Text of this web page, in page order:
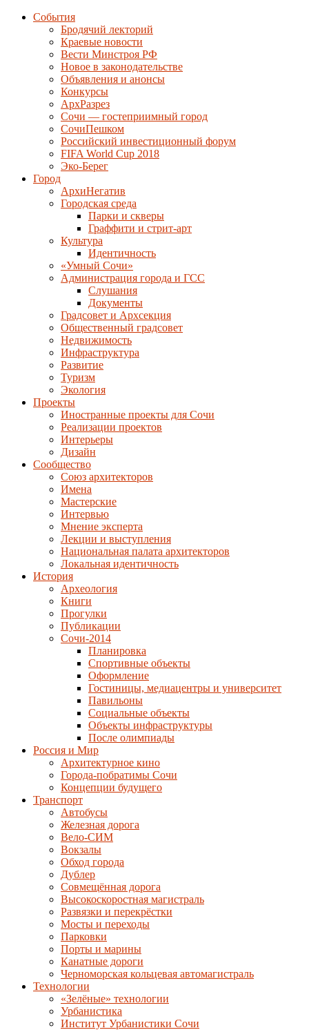
События
Бродячий лекторий
Краевые новости
Вести Минстроя РФ
Новое в законодательстве
Объявления и анонсы
Конкурсы
АрхРазрез
Сочи — гостеприимный город
СочиПешком
Российский инвестиционный форум
FIFA World Cup 2018
Эко-Берег
Город
АрхиНегатив
Городская среда
Парки и скверы
Граффити и стрит-арт
Культура
Идентичность
«Умный Сочи»
Администрация города и ГСС
Слушания
Документы
Градсовет и Архсекция
Общественный градсовет
Недвижимость
Инфраструктура
Развитие
Туризм
Экология
Проекты
Иностранные проекты для Сочи
Реализации проектов
Интерьеры
Дизайн
Сообщество
Союз архитекторов
Имена
Мастерские
Интервью
Мнение эксперта
Лекции и выступления
Национальная палата архитекторов
Локальная идентичность
История
Археология
Книги
Прогулки
Публикации
Сочи-2014
Планировка
Спортивные объекты
Оформление
Гостиницы, медиацентры и университет
Павильоны
Социальные объекты
Объекты инфраструктуры
После олимпиады
Россия и Мир
Архитектурное кино
Города-побратимы Сочи
Концепции будущего
Транспорт
Автобусы
Железная дорога
Вело-СИМ
Вокзалы
Обход города
Дублер
Совмещённая дорога
Высокоскоростная магистраль
Развязки и перекрёстки
Мосты и переходы
Парковки
Порты и марины
Канатные дороги
Черноморская кольцевая автомагистраль
Технологии
«Зелёные» технологии
Урбанистика
Институт Урбанистики Сочи